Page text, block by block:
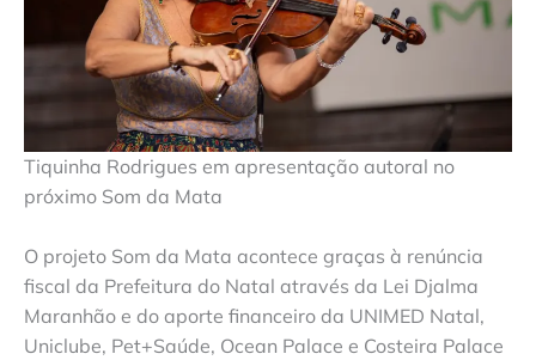
Tiquinha Rodrigues em apresentação autoral no
próximo Som da Mata
O projeto Som da Mata acontece graças à renúncia
fiscal da Prefeitura do Natal através da Lei Djalma
Maranhão e do aporte financeiro da UNIMED Natal,
Uniclube, Pet+Saúde, Ocean Palace e Costeira Palace